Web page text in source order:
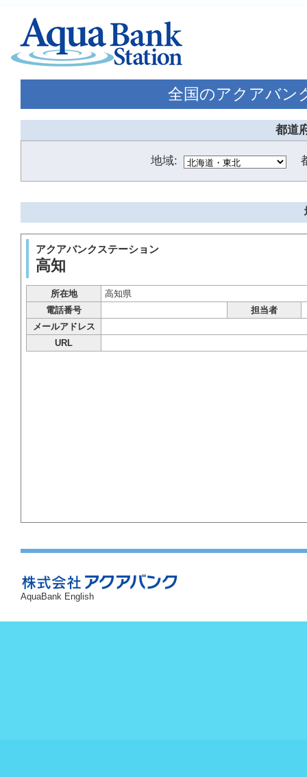
全国のアクアバン
都道
地域:
アクアバンクステーション
高知
所在地
高知県
電話番号
担当者
メールアドレス
URL
AquaBank English